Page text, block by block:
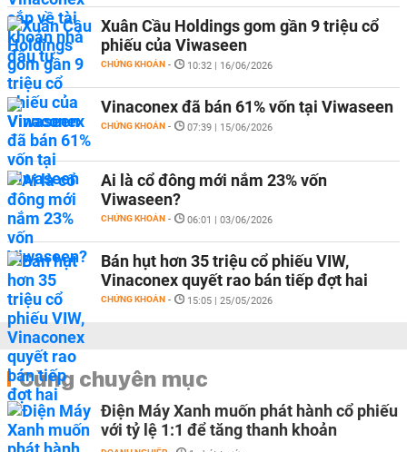
Xuân Cầu Holdings gom gần 9 triệu cổ
phiếu của Viwaseen
CHỨNG KHOÁN - 10:32 | 16/06/2026
Vinaconex đã bán 61% vốn tại Viwaseen
CHỨNG KHOÁN - 07:39 | 15/06/2026
Ai là cổ đông mới nắm 23% vốn
Viwaseen?
CHỨNG KHOÁN - 06:01 | 03/06/2026
Bán hụt hơn 35 triệu cổ phiếu VIW,
Vinaconex quyết rao bán tiếp đợt hai
CHỨNG KHOÁN - 15:05 | 25/05/2026
Cùng chuyên mục
Điện Máy Xanh muốn phát hành cổ phiếu
với tỷ lệ 1:1 để tăng thanh khoản